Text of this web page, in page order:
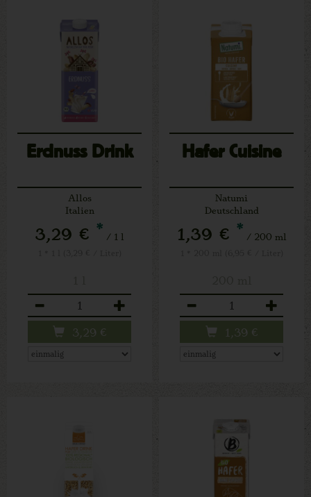
Erdnuss Drink
Allos
Italien
3,29 € * / 1 l
3,29 €
Hafer Cuisine
Natumi
Deutschland
1,39 € * / 200 ml
1,39 €